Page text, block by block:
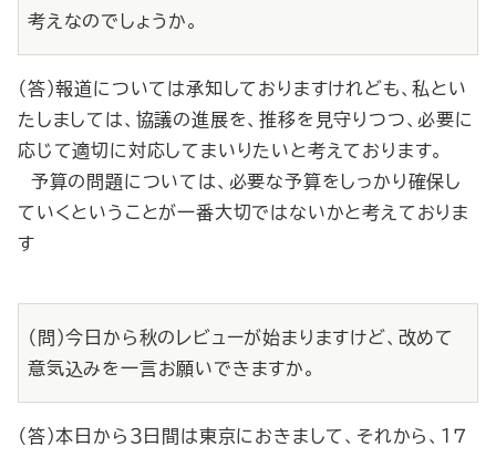
考えなのでしょうか。
（答）報道については承知しておりますけれども、私とい
たしましては、協議の進展を、推移を見守りつつ、必要に
応じて適切に対応してまいりたいと考えております。
予算の問題については、必要な予算をしっかり確保し
ていくということが一番大切ではないかと考えておりま
す
（問）今日から秋のレビューが始まりますけど、改めて
意気込みを一言お願いできますか。
（答）本日から３日間は東京におきまして、それから、１７